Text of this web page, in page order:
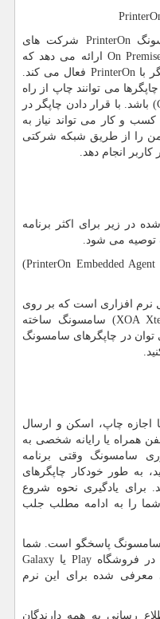
PrinterOn شرکت های
On ارائه می دهد که
باPrinterOn فعال می کند.
می توانند چاپ از راه
) باشد. با قرار دادن چاپگر در
کسب و کار می تواند نیاز به
را از طریق شبکه شرکتی
انجام دهد.
در زیر برای اکثر برنامه
می شود.
PrinterOn Embedded
)
نرم افزاری است که بر روی
XOA) سامسونگ ساخته
در چاپگرهای سامسونگ
اجازه چاپ، اسکن و ارسال
همراه یا رایانه شخصی به
سامسونگ وقتی برنامه
به طور خودکار چاپگرهای
برای یادگیری نحوه شروع
را به ادامه مطلب جلب
سامسونگ پاسخگو است. شما
در فروشگاه Play یا Galaxy
معرفی شده برای این نرم
رسانی به همه دارندگان